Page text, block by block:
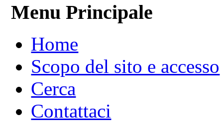
Menu Principale
Home
Scopo del sito e accesso
Cerca
Contattaci